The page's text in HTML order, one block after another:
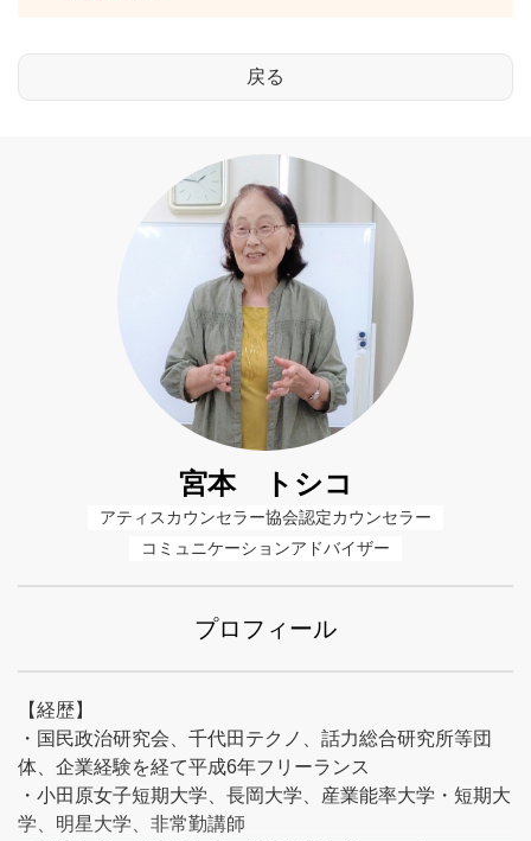
宮本 トシコ
アティスカウンセラー協会認定カウンセラー
コミュニケーションアドバイザー
プロフィール
【経歴】
・国民政治研究会、千代田テクノ、話力総合研究所等団
体、企業経験を経て平成6年フリーランス
・小田原女子短期大学、長岡大学、産業能率大学・短期大
学、明星大学、非常勤講師